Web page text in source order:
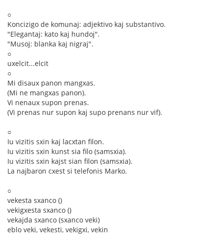
○
Koncizigo de komunaj: adjektivo kaj substantivo.
"Elegantaj: kato kaj hundoj".
"Musoj: blanka kaj nigraj".
○
uxelcit...elcit
○
Mi disaux panon mangxas.
(Mi ne mangxas panon).
Vi nenaux supon prenas.
(Vi prenas nur supon kaj supo prenans nur vif).
○
Iu vizitis sxin kaj lacxtan filon.
Iu vizitis sxin kunst sia filo (samsxia).
Iu vizitis sxin kajst sian filon (samsxia).
La najbaron cxest si telefonis Marko.
○
vekesta sxanco ()
vekigxesta sxanco ()
vekajda sxanco (sxanco veki)
eblo veki, vekesti, vekigxi, vekin